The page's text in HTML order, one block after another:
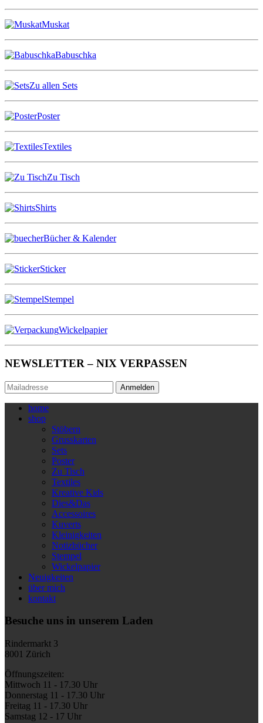
Muskat
Babuschka
Zu allen Sets
Poster
Textiles
Zu Tisch
Shirts
Bücher & Kalender
Sticker
Stempel
Wickelpapier
NEWSLETTER – NIX VERPASSEN
Anmelden
home
shop
Stöbern
Grusskarten
Sets
Poster
Zu Tisch
Textiles
Kreative Kids
Dies&Das
Accessoires
Kuverts
Kleinigkeiten
Notizbücher
Stempel
Wickelpapier
Neuigkeiten
über mich
kontakt
Besuche uns in unserem Laden
Rindermarkt 3
8001 Zürich
Öffnungszeiten:
Mittwoch 11 - 17.30 Uhr
Donnerstag 11 - 17.30 Uhr
Freitag 11 - 17.30 Uhr
Samstag 12 - 17 Uhr